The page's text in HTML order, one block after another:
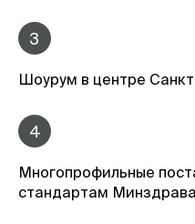
3
Шоурум в центре
4
Многопрофильные
стандартам Минздрава